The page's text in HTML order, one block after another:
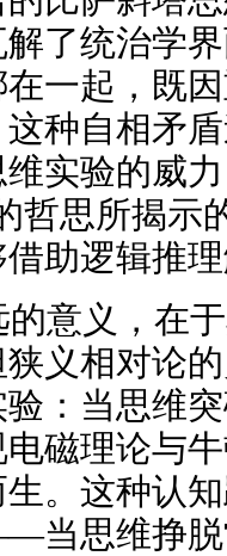
解了统治学
一起，既
种自相矛
实验的威
哲思所揭示
助逻辑推
意义，在
义相对论
：当思维
磁理论与
。这种认
当思维挣脱